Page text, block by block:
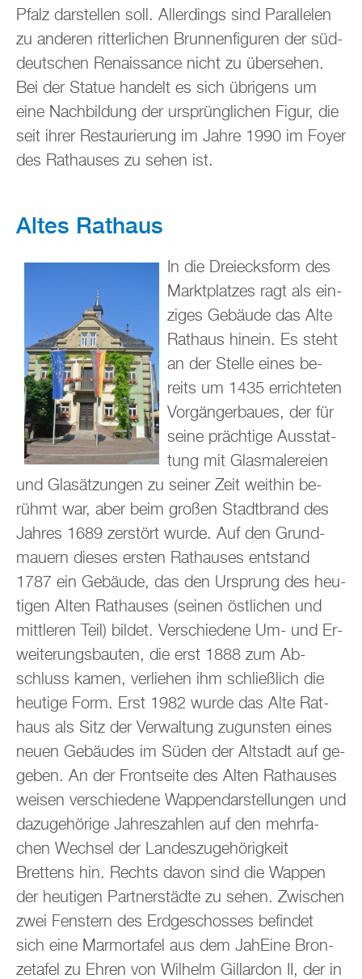
Pfalz dar­stel­len soll. Al­ler­dings sind Par­al­le­len
zu an­de­ren rit­ter­li­chen Brun­nen­fi­gu­ren der süd­
deut­schen Re­nais­sance nicht zu über­se­hen.
Bei der Sta­tue han­delt es sich üb­ri­gens um
eine Nach­bil­dung der ur­sprüng­li­chen Figur, die
seit ihrer Re­stau­rie­rung im Jahre 1990 im Foyer
des Rat­hau­ses zu sehen ist.
Altes Rat­haus
In die Drei­ecks­form des
Markt­plat­zes ragt als ein­
zi­ges Ge­bäu­de das Alte
Rat­haus hin­ein. Es steht
an der Stel­le eines be­
reits um 1435 er­rich­te­ten
Vor­gän­ger­bau­es, der für
seine präch­ti­ge Aus­stat­
tung mit Glas­ma­le­rei­en
und Glas­ät­zun­gen zu sei­ner Zeit weit­hin be­
rühmt war, aber beim gro­ßen Stadt­brand des
Jah­res 1689 zer­stört wurde. Auf den Grund­
mau­ern die­ses ers­ten Rat­hau­ses ent­stand
1787 ein Ge­bäu­de, das den Ur­sprung des heu­
ti­gen Alten Rat­hau­ses (sei­nen öst­li­chen und
mitt­le­ren Teil) bil­det. Ver­schie­de­ne Um- und Er­
wei­te­rungs­bau­ten, die erst 1888 zum Ab­
schluss kamen, ver­lie­hen ihm schlie­ß­lich die
heu­ti­ge Form. Erst 1982 wurde das Alte Rat­
haus als Sitz der Ver­wal­tung zu­guns­ten eines
neuen Ge­bäu­des im Süden der Alt­stadt auf ge­
ge­ben. An der Front­sei­te des Alten Rat­hau­ses
wei­sen ver­schie­de­ne Wap­pen­dar­stel­lun­gen und
da­zu­ge­hö­ri­ge Jah­res­zah­len auf den mehr­fa­
chen Wech­sel der Lan­des­zu­ge­hö­rig­keit
Brettens hin. Rechts davon sind die Wap­pen
der heu­ti­gen Part­ner­städ­te zu sehen. Zwi­schen
zwei Fens­tern des Erd­ge­schos­ses be­fin­det
sich eine Mar­mor­ta­fel aus dem JahEi­ne Bron­
ze­ta­fel zu Ehren von Wil­helm Gil­lar­don II, der in